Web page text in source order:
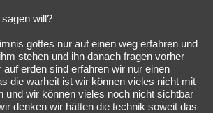
will?
gottes nur auf einen weg erfahren und
stehen und ihn danach fragen vorher
erden sind erfahren wir nur einen
die warheit ist wir können vieles nicht mit
und wir können vieles noch nicht sichtbar
denken wir hätten die technik soweit das